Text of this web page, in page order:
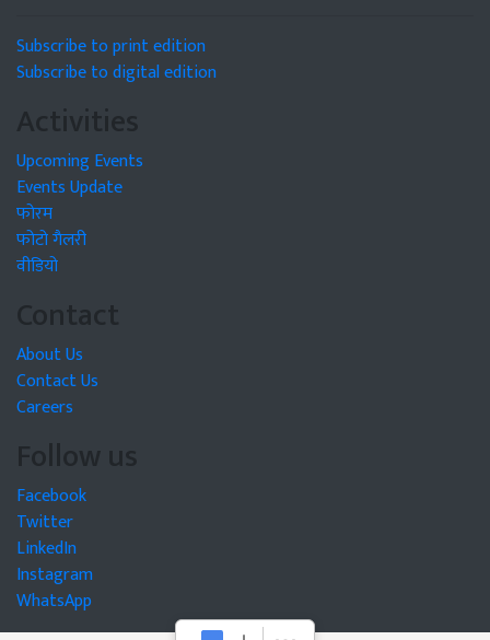
Subscribe to print edition
Subscribe to digital edition
Activities
Upcoming Events
Events Update
फोरम
फोटो गैलरी
वीडियो
Contact
About Us
Contact Us
Careers
Follow us
Facebook
Twitter
LinkedIn
Instagram
WhatsApp